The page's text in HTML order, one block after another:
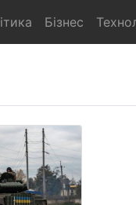
Бізнес